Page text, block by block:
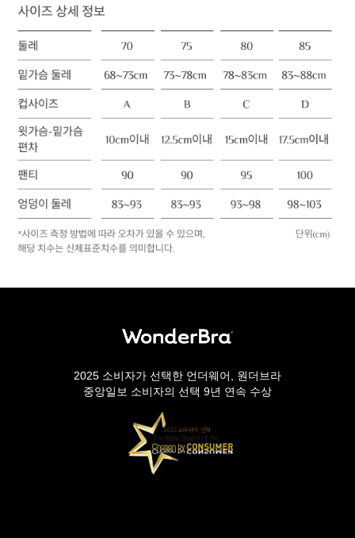
2025 소비자가 선택한 언더웨어, 원더브라
중앙일보 소비자의 선택 9년 연속 수상